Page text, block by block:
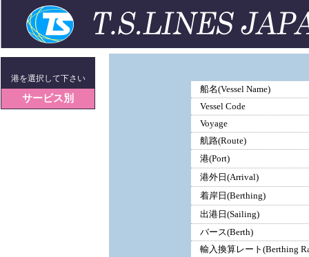
港を選択して下さい
サービス別
船名(Vessel Name)
Vessel Code
Voyage
航路(Route)
港(Port)
港外日(Arrival)
着岸日(Berthing)
出港日(Sailing)
バース(Berth)
輸入換算レート(Berthing